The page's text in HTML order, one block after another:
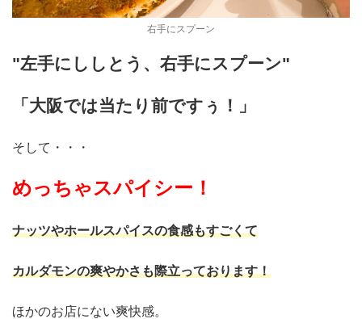
右手にスプーン
"左手にししとう、右手にスプーン"
「大阪では当たり前ですぅ！」
そして・・・
めっちゃスパイシー！
ナッツやホールスパイスの食感もすごくて
カルダモンの爽やかさも際立っております！
ほかのお店にない爽快感。